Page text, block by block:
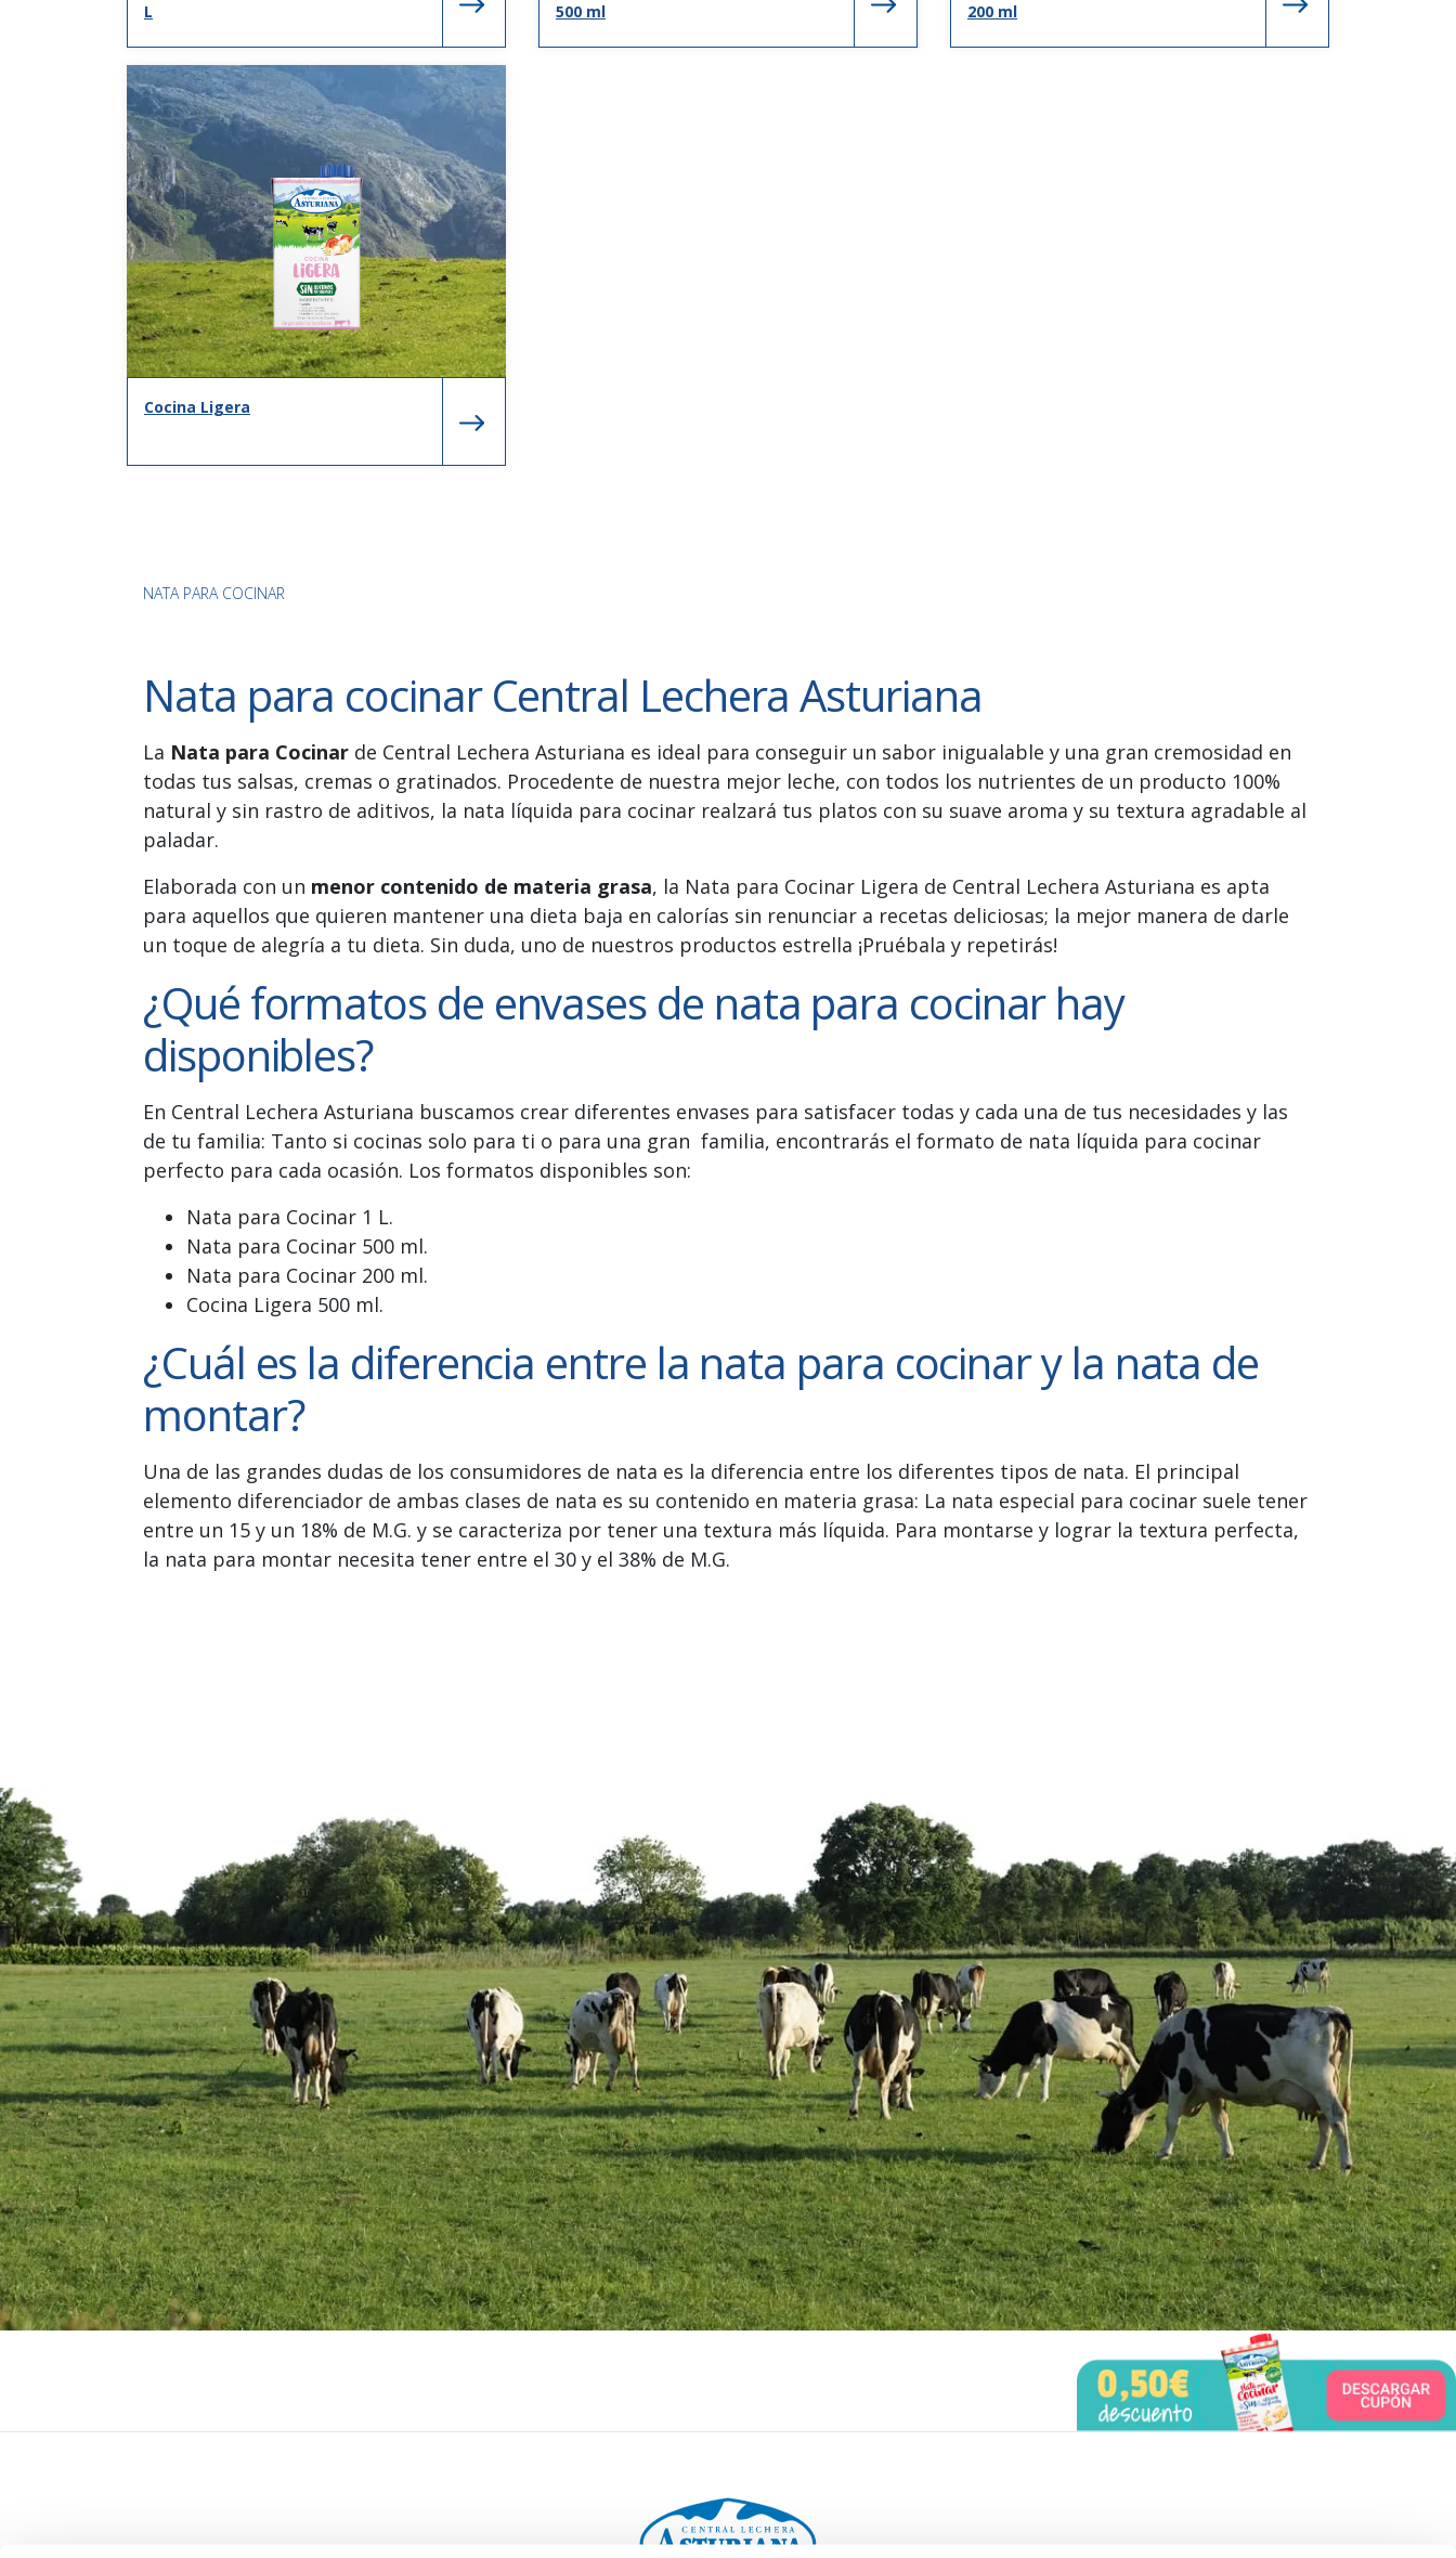
L
500 ml
200 ml
Cocina Ligera
NATA PARA COCINAR
Nata para cocinar Central Lechera Asturiana
La Nata para Cocinar de Central Lechera Asturiana es ideal para conseguir un sabor inigualable y una gran cremosidad en
todas tus salsas, cremas o gratinados. Procedente de nuestra mejor leche, con todos los nutrientes de un producto 100%
natural y sin rastro de aditivos, la nata líquida para cocinar realzará tus platos con su suave aroma y su textura agradable al
paladar.
Elaborada con un menor contenido de materia grasa, la Nata para Cocinar Ligera de Central Lechera Asturiana es apta
para aquellos que quieren mantener una dieta baja en calorías sin renunciar a recetas deliciosas; la mejor manera de darle
un toque de alegría a tu dieta. Sin duda, uno de nuestros productos estrella ¡Pruébala y repetirás!
¿Qué formatos de envases de nata para cocinar hay
disponibles?
En Central Lechera Asturiana buscamos crear diferentes envases para satisfacer todas y cada una de tus necesidades y las
de tu familia: Tanto si cocinas solo para ti o para una gran familia, encontrarás el formato de nata líquida para cocinar
perfecto para cada ocasión. Los formatos disponibles son:
Nata para Cocinar 1 L.
Nata para Cocinar 500 ml.
Nata para Cocinar 200 ml.
Cocina Ligera 500 ml.
¿Cuál es la diferencia entre la nata para cocinar y la nata de
montar?
Una de las grandes dudas de los consumidores de nata es la diferencia entre los diferentes tipos de nata. El principal
elemento diferenciador de ambas clases de nata es su contenido en materia grasa: La nata especial para cocinar suele tener
entre un 15 y un 18% de M.G. y se caracteriza por tener una textura más líquida. Para montarse y lograr la textura perfecta,
la nata para montar necesita tener entre el 30 y el 38% de M.G.